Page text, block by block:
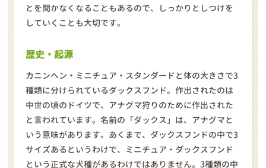
とを聞かなくなることもあるので、しっかりとしつけを
していくことも大切です。
歴史・起源
カニンヘン・ミニチュア・スタンダードと体の大きさで3
種類に分けられているダックスフンド。作出されたのは
中世の頃のドイツで、アナグマ狩りのために作出された
と言われています。名前の「ダックス」は、アナグマと
いう意味があります。あくまで、ダックスフンドの中で3
サイズあるというわけで、ミニチュア・ダックスフンド
という正式な犬種があるわけではありません。3種類の中